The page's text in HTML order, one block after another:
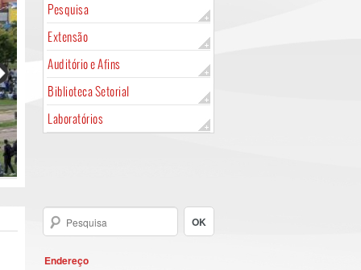
Pesquisa
Extensão
Auditório e Afins
Biblioteca Setorial
Laboratórios
Endereço